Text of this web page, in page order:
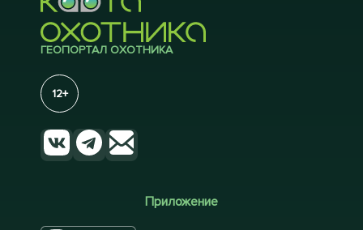
ГЕОПОРТАЛ ОХОТНИКА
12+
Приложение